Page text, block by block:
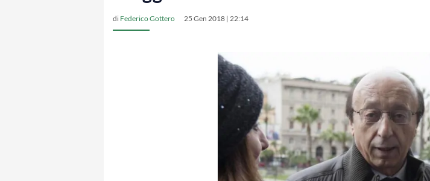
di Federico Gottero 25 Gen 2018 | 22:14